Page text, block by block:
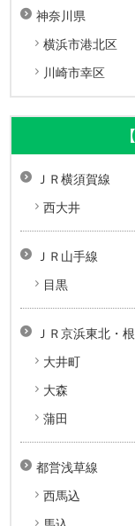
神奈川県
横浜市港北区
川崎市幸区
ＪＲ横須賀線
西大井
ＪＲ山手線
目黒
ＪＲ京浜東北・
大井町
大森
蒲田
都営浅草線
西馬込